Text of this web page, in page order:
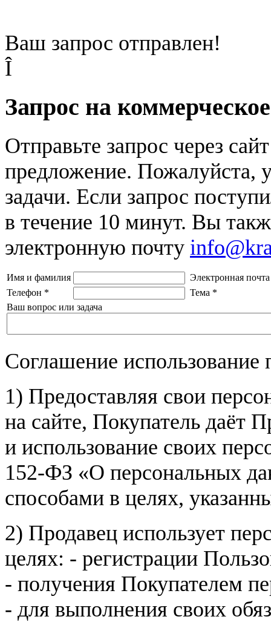
Ваш запрос отправлен!
Î
Запрос на
Отправьте запрос через
предложение. Пожалуйста,
задачи. Если запрос
в течение 10 минут. Вы
электронную почту
Имя и фамилия
Электронная почта
Телефон * Тема *
Ваш вопрос или задача
Соглашение
1) Предоставляя свои
на сайте, Покупатель даёт
и использование своих
152-ФЗ «О персональных
способами в целях,
2) Продавец использует
целях: - регистрации
- получения Покупателем
- для выполнения своих